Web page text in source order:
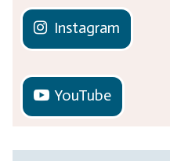
Instagram
YouTube